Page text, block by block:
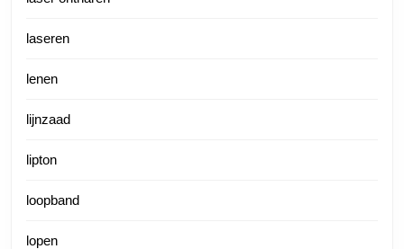
laseren
lenen
lijnzaad
lipton
loopband
lopen